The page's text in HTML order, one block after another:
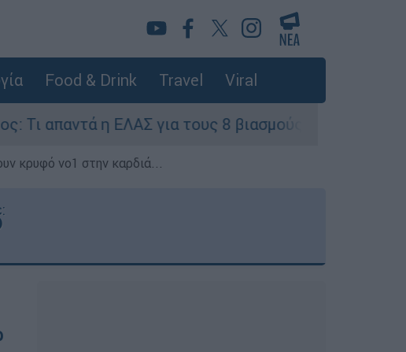
Food & Drink Travel Viral
η ΕΛΑΣ για τους 8 βιασμούς τουριστριών -
κρυφό νο1 στην καρδιά...